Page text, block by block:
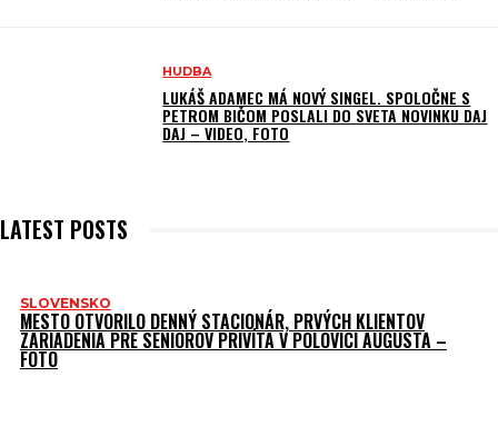
HUDBA
LUKÁŠ ADAMEC MÁ NOVÝ SINGEL. SPOLOČNE S
PETROM BIČOM POSLALI DO SVETA NOVINKU DAJ
DAJ – VIDEO, FOTO
LATEST POSTS
SLOVENSKO
MESTO OTVORILO DENNÝ STACIONÁR, PRVÝCH KLIENTOV
ZARIADENIA PRE SENIOROV PRIVÍTA V POLOVICI AUGUSTA –
FOTO